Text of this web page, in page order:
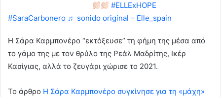
#ELLExHOPE
#SaraCarbonero ♬ sonido original – Elle_spain
Η Σάρα Καρμπονέρο “εκτόξευσε” τη φήμη της μέσα από
το γάμο της με τον θρύλο της Ρεάλ Μαδρίτης, Ικέρ
Κασίγιας, αλλά το ζευγάρι χώρισε το 2021.
To άρθρο Η Σάρα Καρμπονέρο συγκίνησε για τη «μάχη»